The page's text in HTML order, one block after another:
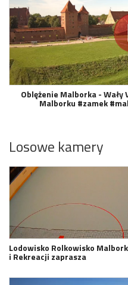
Oblężenie Malborka - Wały
Malborku #zamek
Losowe kamery
Lodowisko Rolkowisko
i Rekreacji zaprasza